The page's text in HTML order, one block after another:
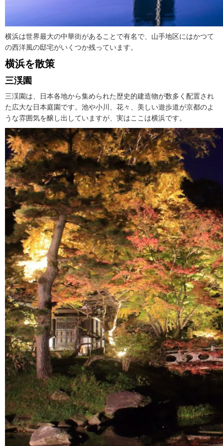
横浜は世界最大の中華街があることで有名で、山手地区にはかつて
の西洋風の邸宅がいくつか残っています。
横浜を散策
三渓園
三渓園は、日本各地から集められた歴史的建造物が数多く配置され
た広大な日本庭園です。池や小川、花々、美しい遊歩道が京都のよ
うな雰囲気を醸し出していますが、実はここは横浜です。